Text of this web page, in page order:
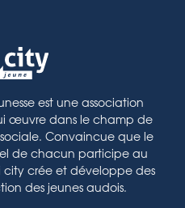
est une association
œuvre dans le champ de
Convaincue que le
de chacun participe au
city crée et développe des
des jeunes audois.